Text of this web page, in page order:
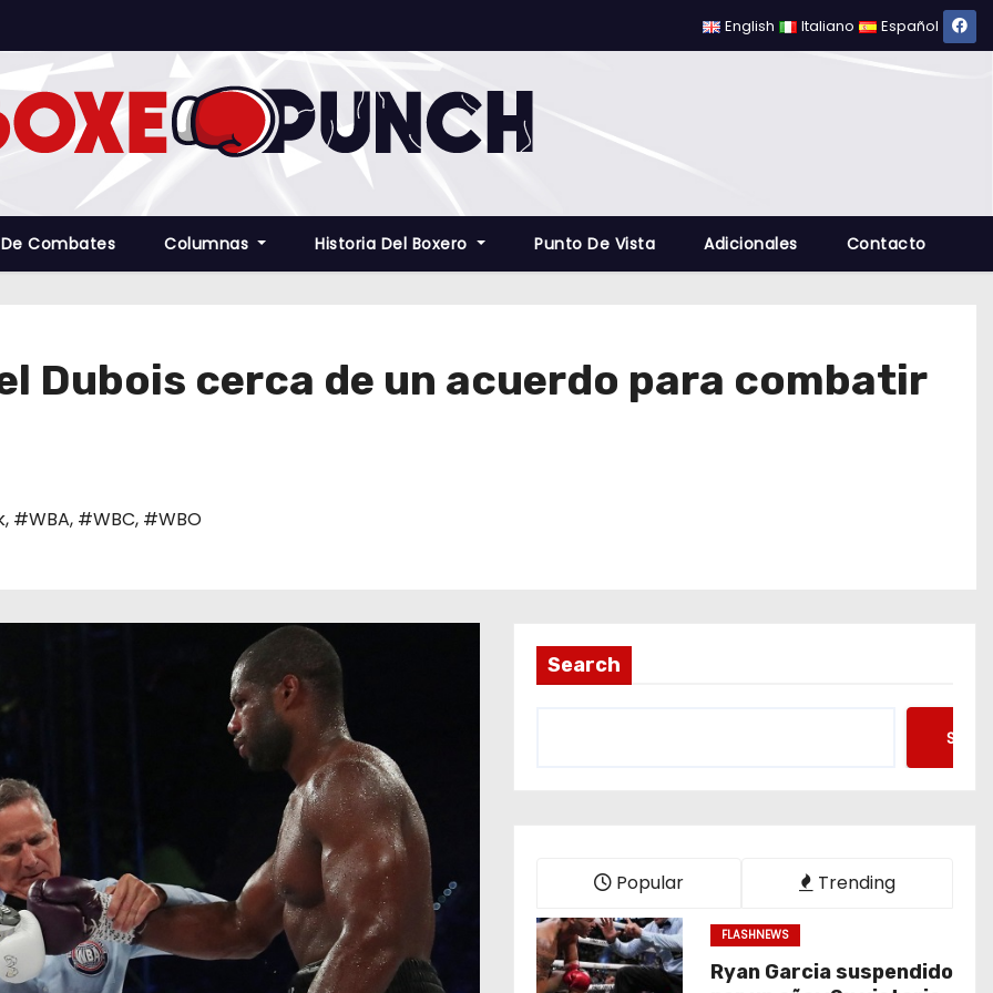
English Italiano Español
Combates Columnas Historia Del Boxero Punto De Vista Adicionales Contacto
Dubois cerca de un acuerdo para combatir
, #WBA, #WBC, #WBO
Search
Popular Trending
FLASHNEWS
Ryan Garcia suspendido